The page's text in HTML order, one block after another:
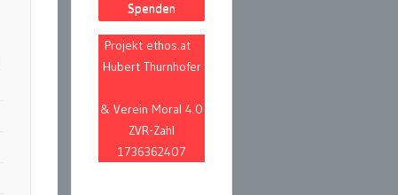
Spenden
Projekt ethos.at
Hubert Thurnhofer
& Verein Moral 4.0
ZVR-Zahl
1736362407